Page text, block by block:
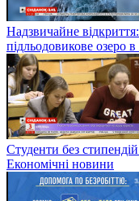
Надзвичайне
підльодовикове озеро
Студенти без
Економічні новини